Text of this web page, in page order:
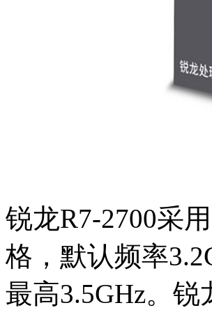
锐龙R7-2700采
格，默认频率
最高3.5GHz。